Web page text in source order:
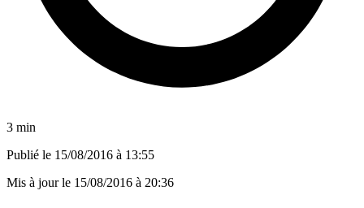
3 min
Publié le 15/08/2016 à 13:55
Mis à jour le 15/08/2016 à 20:36